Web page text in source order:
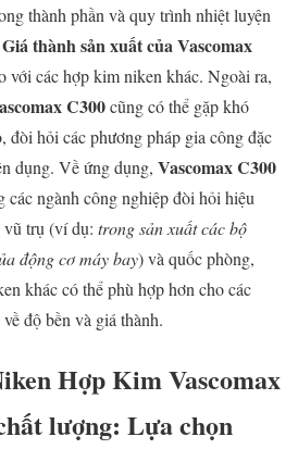
thành phần và quy trình nhiệt luyện
Giá thành sản xuất của Vascomax
với các hợp kim niken khác. Ngoài ra,
C300cũng có thể gặp khó
đòi hỏi các phương pháp gia công đặc
dụng. Về ứng dụng, Vascomax C300
các ngành công nghiệp đòi hỏi hiệu
vũ trụ (ví dụ: trong sản xuất các bộ
động cơ máy bay) và quốc phòng,
khác có thể phù hợp hơn cho các
độ bền và giá thành.
Hợp Kim Vascomax
lượng: Lựa chọn